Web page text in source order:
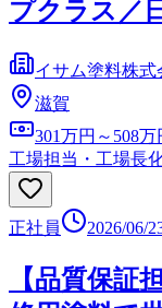
プクラス／
イサム塗料株式
滋賀
301万円～508万
工場担当・工場長
正社員 2026/06/
【品質保証